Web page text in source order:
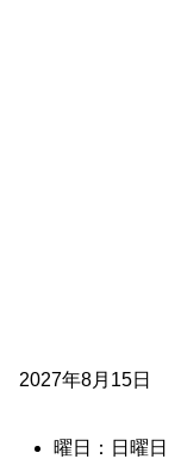
2027年8月15日
曜日：日曜日